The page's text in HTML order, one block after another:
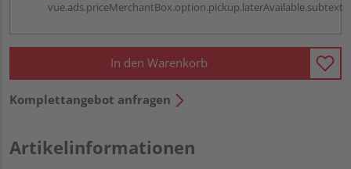
vue.ads.priceMerchantBox.option.pickup.laterAvailable.subtext
In den Warenkorb
Komplettangebot anfragen
Artikelinformationen